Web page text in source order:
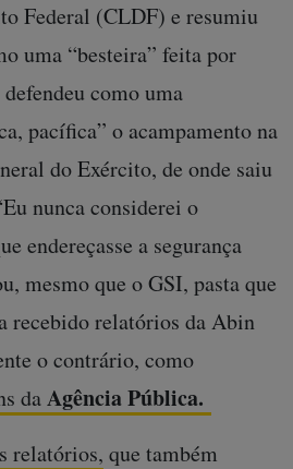
Federal (CLDF) e resumiu
uma “besteira” feita por
como uma
pacífica” o acampamento na
do Exército, de onde saiu
nunca considerei o
endereçasse a segurança
mesmo que o GSI, pasta que
recebido relatórios da Abin
o contrário, como
daAgência Pública.
relatórios, que também